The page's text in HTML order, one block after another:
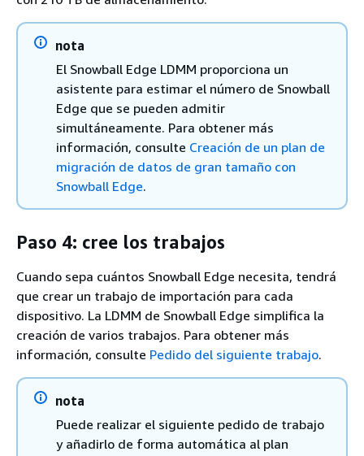
nota
El Snowball Edge LDMM proporciona un
asistente para estimar el número de Snowball
Edge que se pueden admitir
simultáneamente. Para obtener más
información, consulte Creación de un plan de
migración de datos de gran tamaño con
Snowball Edge.
Paso 4: cree los trabajos
Cuando sepa cuántos Snowball Edge necesita, tendrá
que crear un trabajo de importación para cada
dispositivo. La LDMM de Snowball Edge simplifica la
creación de varios trabajos. Para obtener más
información, consulte Pedido del siguiente trabajo.
nota
Puede realizar el siguiente pedido de trabajo
y añadirlo de forma automática al plan